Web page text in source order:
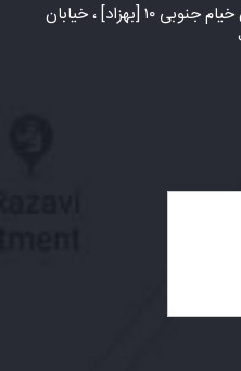
شهر مشهد، بلوار سجاد ، خیابان خیام جنوبی ۱۰ [بهزاد] ، خیابان